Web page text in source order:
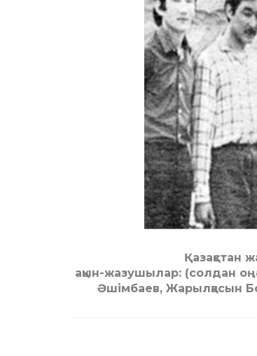
Қазақстан
ақын-жазушылар: (солдан
Әшімбаев, Жарылқасын